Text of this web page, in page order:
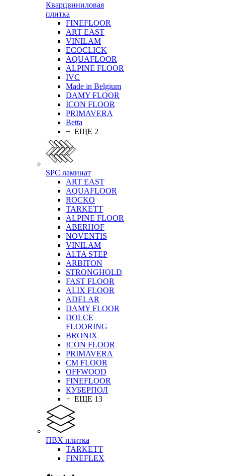
Кварцвиниловая
плитка
FINEFLOOR
ART EAST
VINILAM
ECOCLICK
AQUAFLOOR
ALPINE FLOOR
IVC
Made in Belgium
DAMY FLOOR
ICON FLOOR
PRIMAVERA
Betta
+ ЕЩЕ 2
SPC ламинат
ART EAST
AQUAFLOOR
ROCKO
TARKETT
ALPINE FLOOR
ABERHOF
NOVENTIS
VINILAM
ALTA STEP
ARBITON
STRONGHOLD
FAST FLOOR
ALIX FLOOR
ADELAR
DAMY FLOOR
DOLCE
FLOORING
BRONIX
ICON FLOOR
PRIMAVERA
CM FLOOR
OFFWOOD
FINEFLOOR
КУБЕРПОЛ
+ ЕЩЕ 13
ПВХ плитка
TARKETT
FINEFLEX